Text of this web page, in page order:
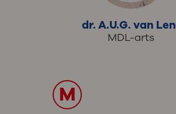
dr. A.U.G. van
MDL-arts
M